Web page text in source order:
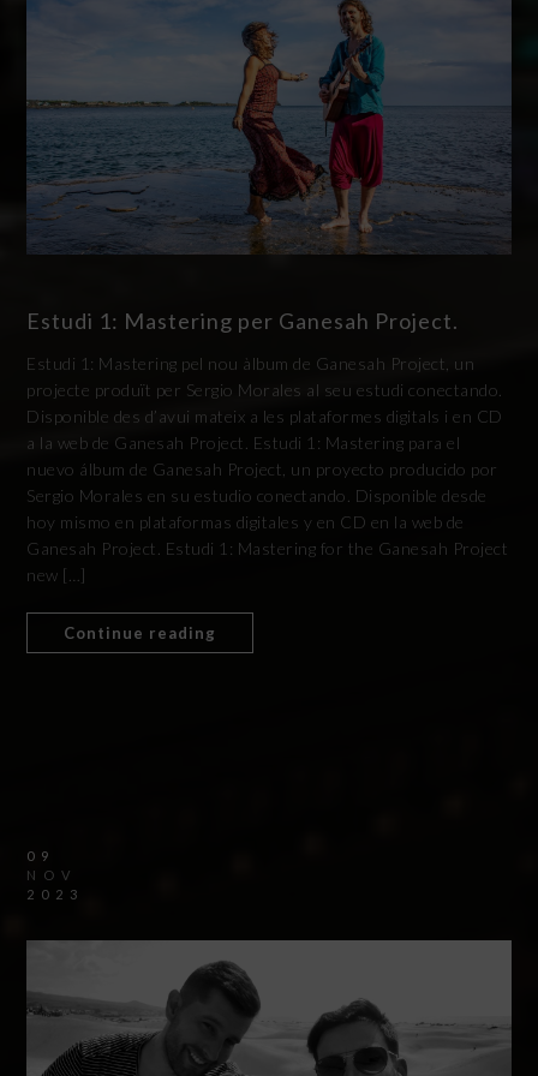
Estudi 1: Mastering per Ganesah Project.
Estudi 1: Mastering pel nou àlbum de Ganesah Project, un
projecte produït per Sergio Morales al seu estudi conectando.
Disponible des d’avui mateix a les plataformes digitals i en CD
a la web de Ganesah Project. Estudi 1: Mastering para el
nuevo álbum de Ganesah Project, un proyecto producido por
Sergio Morales en su estudio conectando. Disponible desde
hoy mismo en plataformas digitales y en CD en la web de
Ganesah Project. Estudi 1: Mastering for the Ganesah Project
new […]
Continue reading
09
NOV
2023